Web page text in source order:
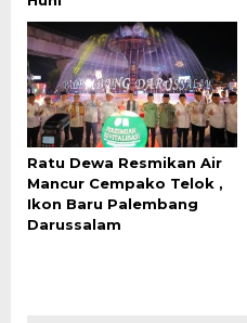
Ratu Dewa Resmikan Air
Mancur Cempako Telok ,
Ikon Baru Palembang
Darussalam